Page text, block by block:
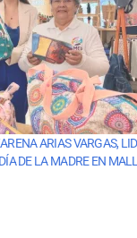
ARIAS VARGAS,
DE LA MADRE EN